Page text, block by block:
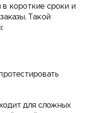
в короткие сроки и
Такой
для сложных